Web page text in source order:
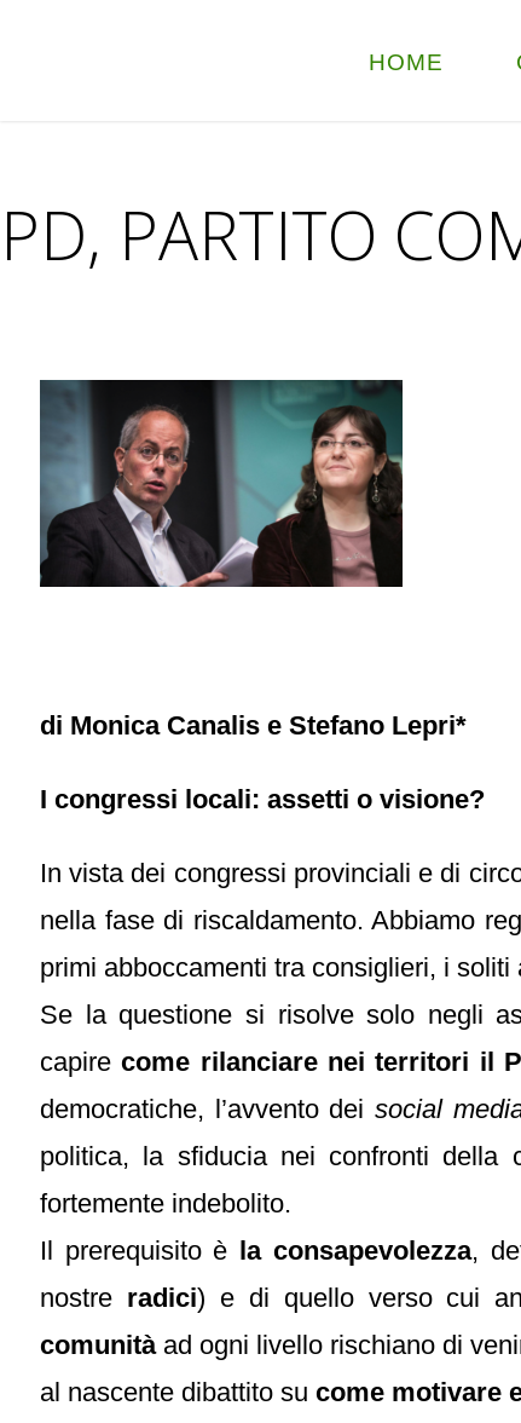
HOME
PD, PARTITO
di Monica Canalis e Stefano Lepri*
I congressi locali: assetti o visione?
In vista dei congressi provinciali e di
nella fase di riscaldamento. Abbiamo
primi abboccamenti tra consiglieri, i
Se la questione si risolve solo negli
capirecome rilanciare nei territori il
democratiche, l’avvento dei social
politica, la sfiducia nei confronti della
fortemente indebolito.
Il prerequisito è la consapevolezza,
nostre radici) e di quello verso cui
comunitàad ogni livello rischiano di
al nascente dibattito su come motivare